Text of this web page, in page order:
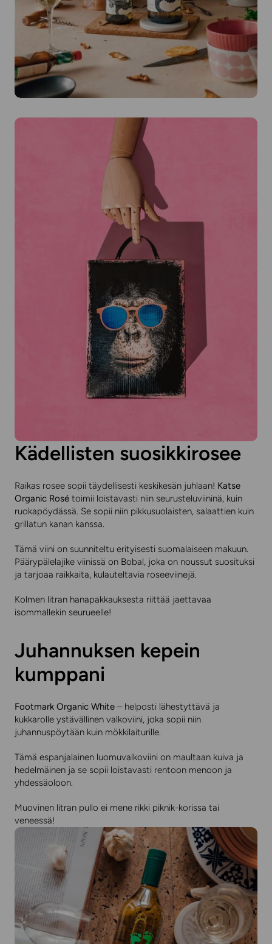
Kädellisten suosikkirosee
Raikas rosee sopii täydellisesti keskikesän juhlaan! Katse
Organic Rosé toimii loistavasti niin seurusteluviininä, kuin
ruokapöydässä. Se sopii niin pikkusuolaisten, salaattien kuin
grillatun kanan kanssa.
Tämä viini on suunniteltu erityisesti suomalaiseen makuun.
Päärypälelajike viinissä on Bobal, joka on noussut suosituksi
ja tarjoaa raikkaita, kulauteltavia roseeviinejä.
Kolmen litran hanapakkauksesta riittää jaettavaa
isommallekin seurueelle!
Juhannuksen kepein
kumppani
Footmark Organic White – helposti lähestyttävä ja
kukkarolle ystävällinen valkoviini, joka sopii niin
juhannuspöytään kuin mökkilaiturille.
Tämä espanjalainen luomuvalkoviini on maultaan kuiva ja
hedelmäinen ja se sopii loistavasti rentoon menoon ja
yhdessäoloon.
Muovinen litran pullo ei mene rikki piknik-korissa tai
veneessä!